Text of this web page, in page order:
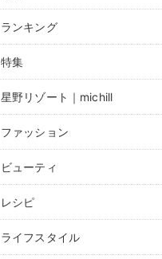
ランキング
特集
星野リゾート｜michill
ファッション
ビューティ
レシピ
ライフスタイル